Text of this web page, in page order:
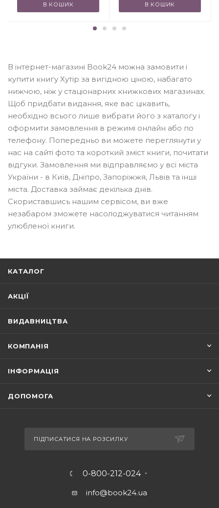
В КОШИК В КОШИК
В інтернет-магазині Book24 можна замовити і
купити книгу Хутір за вигідною ціною, набагато
нижчою, ніж у стаціонарних книжкових магазинах.
Щоб придбати видання, яке вас цікавить,
необхідно всього лише вибрати його з каталогу і
оформити замовлення в режимі онлайн або по
телефону. Попередньо ви можете переглянути у
нас на сайті фото та короткий зміст книги, почитати
відгуки. Замовлення ми відправляємо у всі міста
України - в Київ, Дніпро, Запоріжжя, Львів та інші
міста. Доставка займає декілька днів.
Скориставшись нашим сервісом, ви вже
незабаром зможете насолоджуватися читанням
улюбленої книги.
КАТАЛОГ
АКЦІЇ
ВИДАВНИЦТВА
КОМПАНІЯ
ІНФОРМАЦІЯ
ДОПОМОГА
ПІДПИСАТИСЯ НА РОЗСИЛКУ
0-800-212-024
info@book24.ua